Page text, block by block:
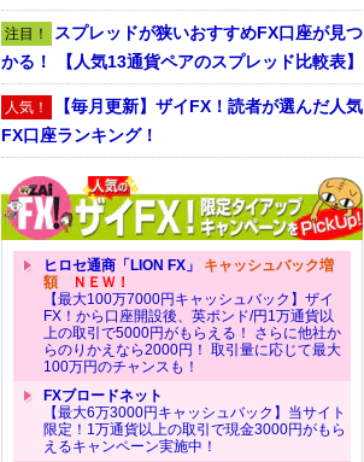
注目！ スプレッドが狭いおすすめFX口座が見つ
かる！ 【人気13通貨ペアのスプレッド比較表】
人気！ 【毎月更新】ザイFX！読者が選んだ人気
FX口座ランキング！
ヒロセ通商「LION FX」 キャッシュバック増
額ＮＥＷ！
【最大100万7000円キャッシュバック】ザイ
FX！から口座開設後、英ポンド/円1万通貨以
上の取引で5000円がもらえる！ さらに他社か
らのりかえなら2000円！ 取引量に応じて最大
100万円のチャンスも！
FXブロードネット
【最大6万3000円キャッシュバック】当サイト
限定！1万通貨以上の取引で現金3000円がもら
えるキャンペーン実施中！